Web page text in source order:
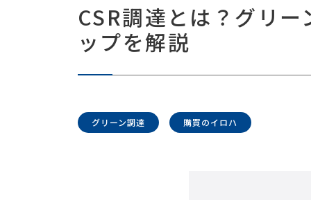
CSR調達とは？グリ
ップを解説
グリーン調達 購買のイロハ